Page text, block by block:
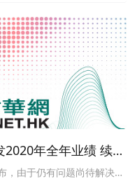
年全年业绩 续停
，由于仍有问题尚待解决，